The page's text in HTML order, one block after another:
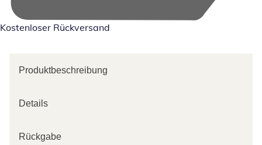
Kostenloser Rückversand
Produktbeschreibung
Details
Rückgabe